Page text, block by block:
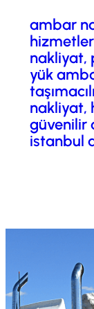
İçeriğeambar
nakliyat,
yük
nakliyat,
güvenilir
istanbul